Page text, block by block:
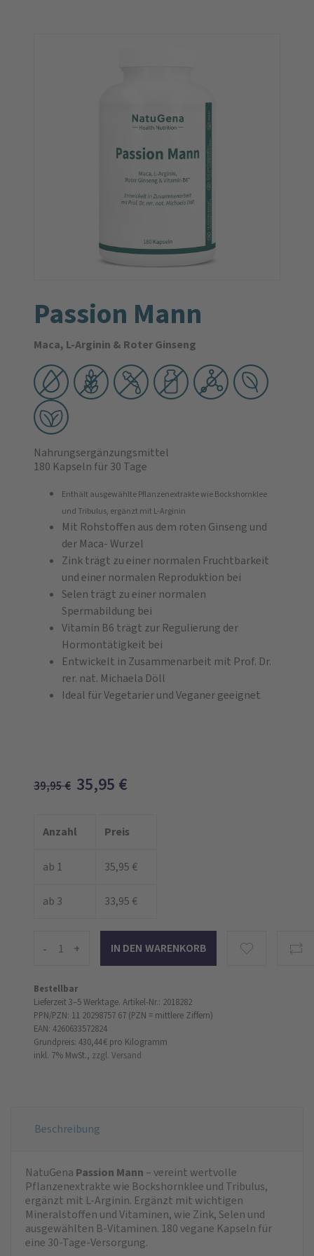
Passion Mann
Maca, L-Arginin & Roter Ginseng
Nahrungsergänzungsmittel
180 Kapseln für 30 Tage
Enthält ausgewählte Pflanzenextrakte wie Bockshornklee
und Tribulus, ergänzt mit L-Arginin
Mit Rohstoffen aus dem roten Ginseng und
der Maca- Wurzel
Zink trägt zu einer normalen Fruchtbarkeit
und einer normalen Reproduktion bei
Selen trägt zu einer normalen
Spermabildung bei
Vitamin B6 trägt zur Regulierung der
Hormontätigkeit bei
Entwickelt in Zusammenarbeit mit Prof. Dr.
rer. nat. Michaela Döll
Ideal für Vegetarier und Veganer geeignet
39,95€ 35,95 €
Anzahl Preis
ab 1 35,95 €
ab 3 33,95 €
- +
Bestellbar
Lieferzeit 3–5 Werktage. Artikel-Nr.: 2018282
PPN/PZN: 11 20298757 67 (PZN = mittlere Ziffern)
EAN: 4260633572824
Grundpreis: 430,44 € pro Kilogramm
inkl. 7% MwSt., zzgl. Versand
Beschreibung
NatuGena Passion Mann – vereint wertvolle
Pflanzenextrakte wie Bockshornklee und Tribulus,
ergänzt mit L-Arginin. Ergänzt mit wichtigen
Mineralstoffen und Vitaminen, wie Zink, Selen und
ausgewählten B‑Vitaminen. 180 vegane Kapseln für
eine 30-Tage-Versorgung.